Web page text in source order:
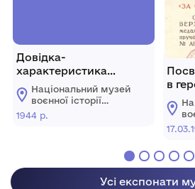
Довідка-
характеристика
Вишневської Олени
Михайлівни, доньки
партизана с. Вільшани.
Національний музей
воєнної історії
Слобожанщини
1944 р.
в
Усі експонати